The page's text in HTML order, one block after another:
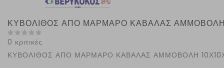
ΚΥΒΟΛΙΘΟΣ ΑΠΟ ΜΑΡΜΑΡΟ ΚΑΒΑΛΑΣ ΑΜΜΟΒΟΛΗ
0 κριτικές
ΚΥΒΟΛΙΘΟΣ ΑΠΟ ΜΑΡΜΑΡΟ ΚΑΒΑΛΑΣ ΑΜΜΟΒΟΛΗ